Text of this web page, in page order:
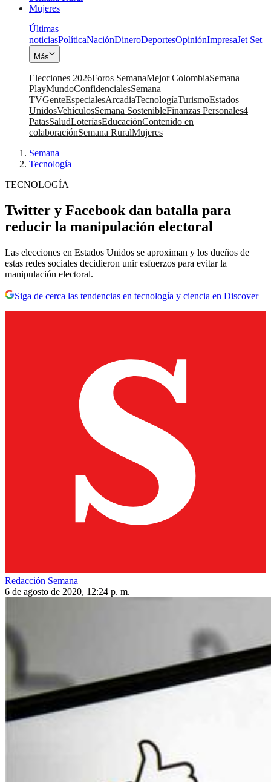
Mujeres
Últimas
noticiasPolíticaNaciónDineroDeportesOpiniónImpresaJet Set
Más
Elecciones 2026Foros SemanaMejor ColombiaSemana
PlayMundoConfidencialesSemana
TVGenteEspecialesArcadiaTecnologíaTurismoEstados
UnidosVehículosSemana SostenibleFinanzas Personales4
PatasSaludLoteríasEducaciónContenido en
colaboraciónSemana RuralMujeres
Semana|
Tecnología
TECNOLOGÍA
Twitter y Facebook dan batalla para
reducir la manipulación electoral
Las elecciones en Estados Unidos se aproximan y los dueños de
estas redes sociales decidieron unir esfuerzos para evitar la
manipulación electoral.
Siga de cerca las tendencias en tecnología y ciencia en Discover
Redacción Semana
6 de agosto de 2020, 12:24 p. m.